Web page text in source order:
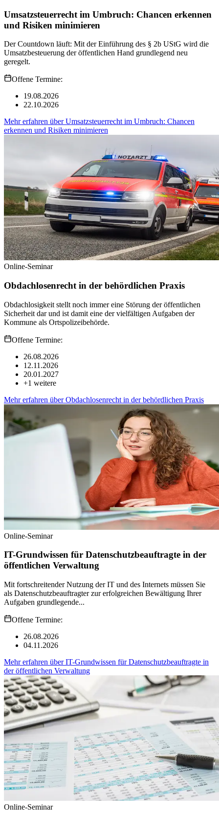
Umsatzsteuerrecht im Umbruch: Chancen erkennen
und Risiken minimieren
Der Countdown läuft: Mit der Einführung des § 2b UStG wird die
Umsatzbesteuerung der öffentlichen Hand grundlegend neu
geregelt.
Offene Termine:
19.08.2026
22.10.2026
Mehr erfahren überUmsatzsteuerrecht im Umbruch: Chancen
erkennen und Risiken minimieren
Online-Seminar
Obdachlosenrecht in der behördlichen Praxis
Obdachlosigkeit stellt noch immer eine Störung der öffentlichen
Sicherheit dar und ist damit eine der vielfältigen Aufgaben der
Kommune als Ortspolizeibehörde.
Offene Termine:
26.08.2026
12.11.2026
20.01.2027
+1 weitere
Mehr erfahren überObdachlosenrecht in der behördlichen Praxis
Online-Seminar
IT-Grundwissen für Datenschutzbeauftragte in der
öffentlichen Verwaltung
Mit fortschreitender Nutzung der IT und des Internets müssen Sie
als Datenschutzbeauftragter zur erfolgreichen Bewältigung Ihrer
Aufgaben grundlegende...
Offene Termine:
26.08.2026
04.11.2026
Mehr erfahren überIT-Grundwissen für Datenschutzbeauftragte in
der öffentlichen Verwaltung
Online-Seminar